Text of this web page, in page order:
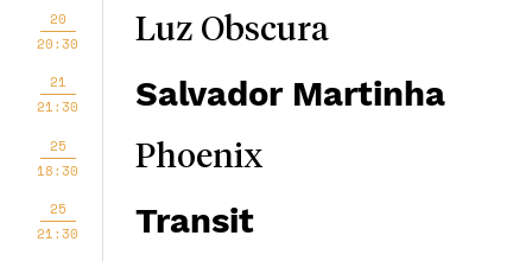
20
20:30
Luz Obscura
21
21:30
Salvador Martinha
25
18:30
Phoenix
25
21:30
Transit